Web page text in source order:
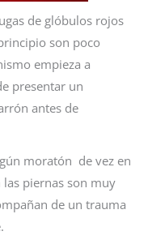
de glóbulos rojos
son poco
empieza a
presentar un
antes de
moratón de vez en
piernas son muy
de un trauma